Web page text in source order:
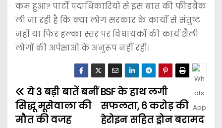
कम हुआ? पार्टी पदाधिकारियों से इस बात की फीडबैक
ली जा रही है कि क्या लोग सरकार के कार्यों से संतुष्ट
नहीं या फिर हल्का स्तर पर विधायकों की कार्य शैली
लोगों की अपेक्षाओं के अनुरूप नहीं रही।
BSF के हाथ लगी
सफलता, 6 करोड़ की
हेरोइन सहित ड्रोन बरामद
ये 3 बड़ी बातें बनीं
सिद्धू मूसेवाला की
मौत की वजह